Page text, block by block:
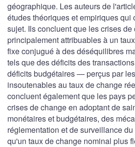
géographique. Les auteurs de
études théoriques et empiriques qui
sujet. Ils concluent que les crises de
principalement attribuables à un
fixe conjugué à des déséquilibres
tels que des déficits des
déficits budgétaires — perçus par
insoutenables au taux de change
concluent également que les pays
crises de change en adoptant de
monétaires et budgétaires, des
réglementation et de surveillance
qu'un taux de change nominal plus